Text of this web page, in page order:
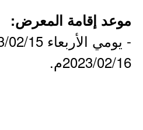
موعد إقامة المعرض:
2023/02/16م.